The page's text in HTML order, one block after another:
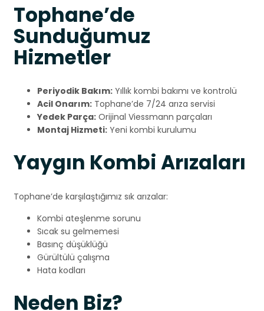
Tophane’de
Sunduğumuz
Hizmetler
Periyodik Bakım: Yıllık kombi bakımı ve kontrolü
Acil Onarım: Tophane’de 7/24 arıza servisi
Yedek Parça: Orijinal Viessmann parçaları
Montaj Hizmeti: Yeni kombi kurulumu
Yaygın Kombi Arızaları
Tophane’de karşılaştığımız sık arızalar:
Kombi ateşlenme sorunu
Sıcak su gelmemesi
Basınç düşüklüğü
Gürültülü çalışma
Hata kodları
Neden Biz?